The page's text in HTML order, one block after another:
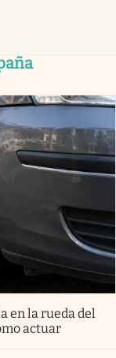
en la rueda del
actuar